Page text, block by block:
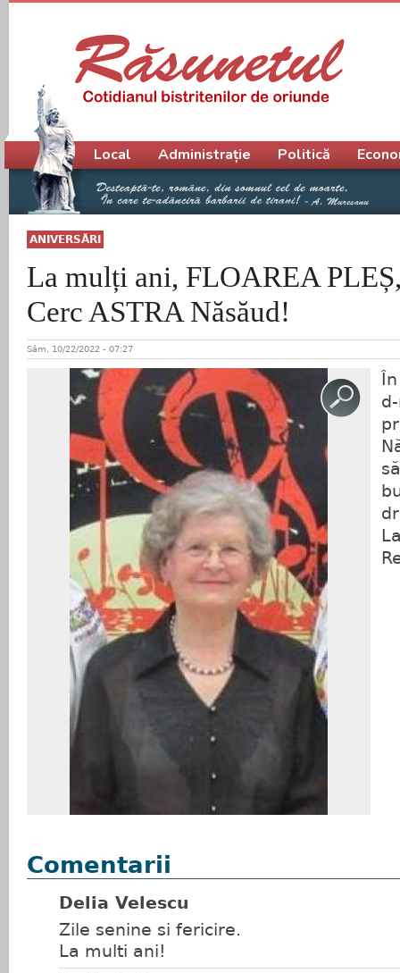
ANIVERSĂRI
La mulți ani, FLOAREA
Cerc ASTRA Năsăud!
Sâm, 10/22/2022 - 07:27
Comentarii
Delia Velescu
Zile senine si fericire.
La multi ani!
Meniu principal
Local Administrație Politică